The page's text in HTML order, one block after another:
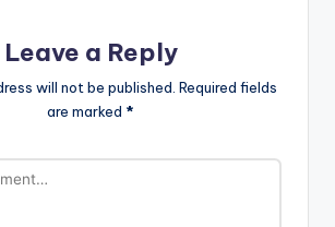
Leave a Reply
will not be published. Required fields
are marked *